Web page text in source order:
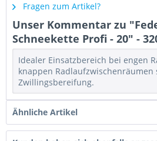
Fragen zum Artikel?
Unser Kommentar zu
Schneekette Profi - 20" -
Idealer Einsatzbereich bei engen
knappen Radlaufzwischenräumen
Zwillingsbereifung.
Ähnliche Artikel